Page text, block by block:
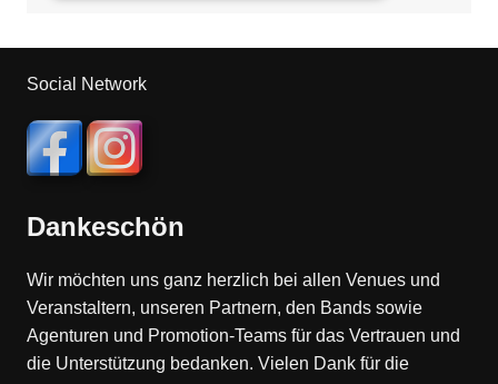
Social Network
Dankeschön
Wir möchten uns ganz herzlich bei allen Venues und
Veranstaltern, unseren Partnern, den Bands sowie
Agenturen und Promotion-Teams für das Vertrauen und
die Unterstützung bedanken. Vielen Dank für die